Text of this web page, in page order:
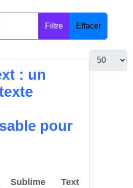
Filtre Effacer
: un
pour
Sublime Text